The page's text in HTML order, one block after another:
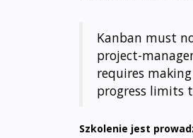
Kanban must
project-
requires
progress limits
Szkolenie jest